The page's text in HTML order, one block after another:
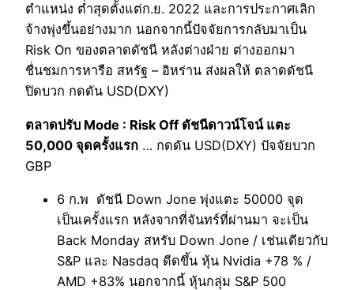
ตำแหน่ง ต่ำสุดตั้งแต่ก.ย. 2022 และการประกาศเลิก
จ้างพุ่งขึ้นอย่างมาก นอกจากนี้ปัจจัยการกลับมาเป็น
Risk On ของตลาดดัชนี หลังต่างฝ่าย ต่างออกมา
ชื่นชมการหารือ สหรัฐ – อิหร่าน ส่งผลให้ ตลาดดัชนี
ปิดบวก กดดัน USD(DXY)
ตลาดปรับ Mode : Risk Off ดัชนีดาวน์โจน์ แตะ
50,000 จุดครั้งแรก … กดดัน USD(DXY) ปัจจัยบวก
GBP
6 ก.พ ดัชนี Down Jone พุ่งแตะ 50000 จุด
เป็นเครั้งแรก หลังจากที่จันทร์ที่ผ่านมา จะเป็น
Back Monday สหรับ Down Jone / เช่นเดียวกับ
S&P และ Nasdaq ดีดขึ้น หุ้น Nvidia +78 % /
AMD +83% นอกจากนี้ หุ้นกลุ่ม S&P 500